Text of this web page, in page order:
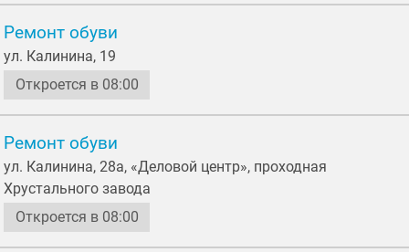
Ремонт обуви
ул. Калинина, 19
Откроется в 08:00
Ремонт обуви
ул. Калинина, 28а, «Деловой центр», проходная
Хрустального завода
Откроется в 08:00